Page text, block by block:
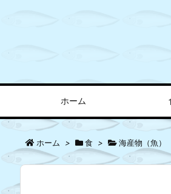
ホーム
ホーム > 食 > 海産物（魚）